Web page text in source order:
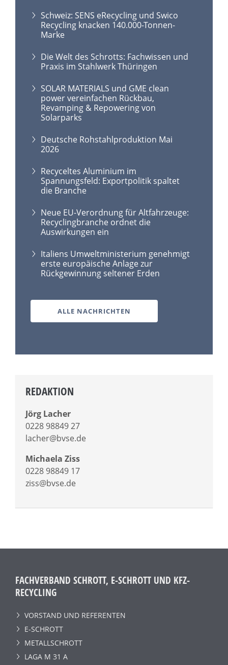
Schweiz: SENS eRecycling und Swico
Recycling knacken 140.000-Tonnen-
Marke
Die Welt des Schrotts: Fachwissen und
Praxis im Stahlwerk Thüringen
SOLAR MATERIALS und GME clean
power vereinfachen Rückbau,
Revamping & Repowering von
Solarparks
Deutsche Rohstahlproduktion Mai
2026
Recyceltes Aluminium im
Spannungsfeld: Exportpolitik spaltet
die Branche
Neue EU-Verordnung für Altfahrzeuge:
Recyclingbranche ordnet die
Auswirkungen ein
Italiens Umweltministerium genehmigt
erste europäische Anlage zur
Rückgewinnung seltener Erden
ALLE NACHRICHTEN
REDAKTION
Jörg Lacher
0228 98849 27
lacher@bvse.de
Michaela Ziss
0228 98849 17
ziss@bvse.de
FACHVERBAND SCHROTT, E-SCHROTT UND KFZ-
RECYCLING
VORSTAND UND REFERENTEN
E-SCHROTT
METALLSCHROTT
LAGA M 31 A